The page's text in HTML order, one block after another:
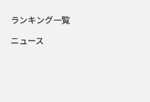
ランキング一覧
ニュース